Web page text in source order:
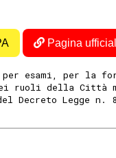
Pagina
per esami, per la
ruoli della Città
Decreto Legge n.